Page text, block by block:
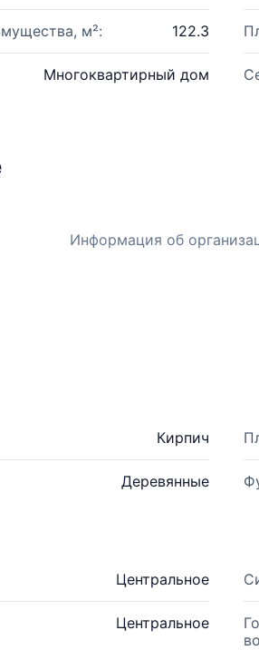
м²: 122.3
Многоквартирный дом
Информация об
Кирпич
Деревянные
Центральное
Центральное